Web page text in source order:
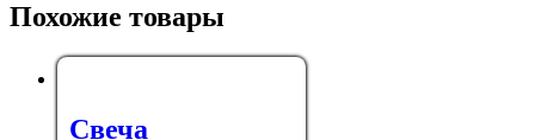
Похожие товары
Свеча